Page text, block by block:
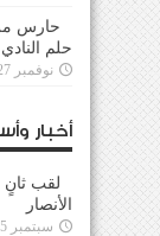
حارس
حلم
نوفمبر 27, 2020
أخبار
لقب
الأنصار
سبتمبر 15, 2024